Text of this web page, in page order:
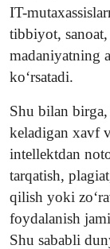
IT-
tibbiyot,
madaniyatning
ko‘rsatadi.
Shu bilan
keladigan xavf
intellektdan
tarqatish,
qilish yoki
foydalanish
Shu sababli